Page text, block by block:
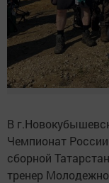
В
Чемпионат
сборной
тренер